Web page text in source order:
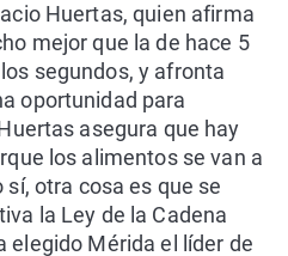
Huertas, quien afirma
mejor que la de hace 5
segundos, y afronta
oportunidad para
asegura que hay
los alimentos se van a
otra cosa es que se
la Ley de la Cadena
elegido Mérida el líder de